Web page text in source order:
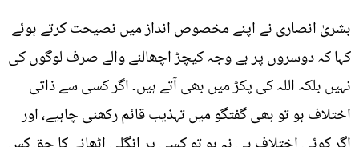
بشریٰ انصاری نے اپنے مخصوص انداز میں نصیحت کرتے ہوئے
کہا کہ دوسروں پر بے وجہ کیچڑ اچھالنے والے صرف لوگوں کی
نہیں بلکہ اللہ کی پکڑ میں بھی آتے ہیں۔ اگر کسی سے ذاتی
اختلاف ہو تو بھی گفتگو میں تہذیب قائم رکھنی چاہیے، اور